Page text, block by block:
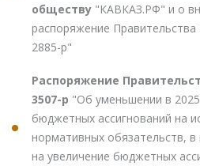
обществу "КАВКАЗ.РФ" и о
распоряжение
2885-р"
Распоряжение
3507-р "Об уменьшении в
бюджетных ассигнований на
нормативных обязательств, в
на увеличение бюджетных